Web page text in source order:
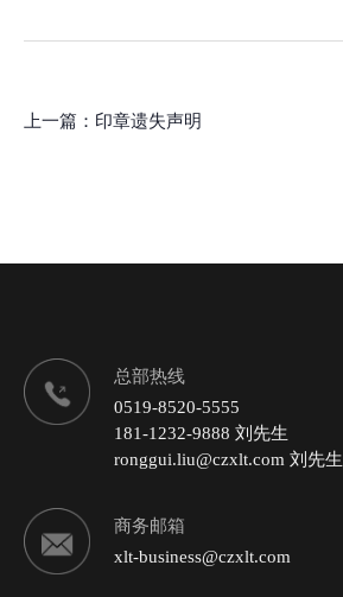
上一篇： 印章遗失声明
总部热线
0519-8520-5555
181-1232-9888 刘先生
ronggui.liu@czxlt.com 刘先生
商务邮箱
xlt-business@czxlt.com